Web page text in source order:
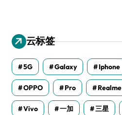
云标签
5G Galaxy Iphone
OPPO Pro Realme
Vivo 一加 三星